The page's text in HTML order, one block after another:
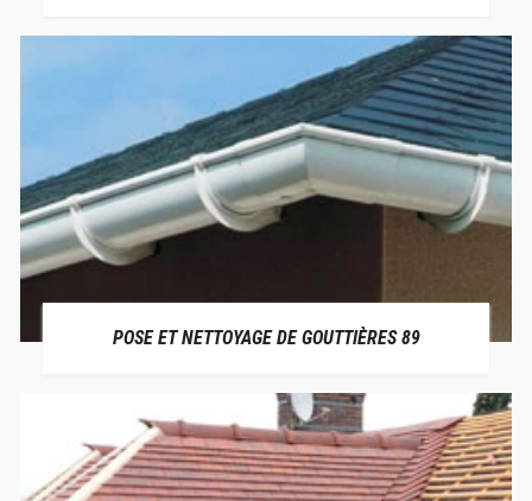
POSE ET NETTOYAGE DE GOUTTIÈRES 89